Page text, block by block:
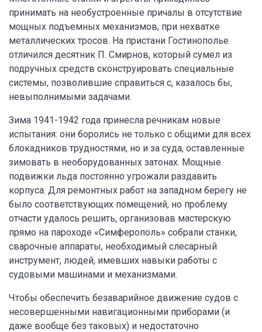
принимать на необустроенные причалы в отсутствие
мощных подъемных механизмов, при нехватке
металлических тросов. На пристани Гостинополье
отличился десятник П. Смирнов, который сумел из
подручных средств сконструировать специальные
системы, позволившие справиться с, казалось бы,
невыполнимыми задачами.
Зима 1941-1942 года принесла речникам новые
испытания: они боролись не только с общими для всех
блокадников трудностями, но и за суда, оставленные
зимовать в необорудованных затонах. Мощные
подвижки льда постоянно угрожали раздавить
корпуса. Для ремонтных работ на западном берегу не
было соответствующих помещений, но проблему
отчасти удалось решить, организовав мастерскую
прямо на пароходе «Симферополь» собрали станки,
сварочные аппараты, необходимый слесарный
инструмент, людей, имевших навыки работы с
судовыми машинами и механизмами.
Чтобы обеспечить безаварийное движение судов с
несовершенными навигационными приборами (и
даже вообще без таковых) и недостаточно